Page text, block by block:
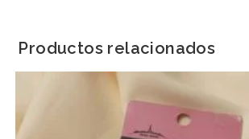
Productos relacionados